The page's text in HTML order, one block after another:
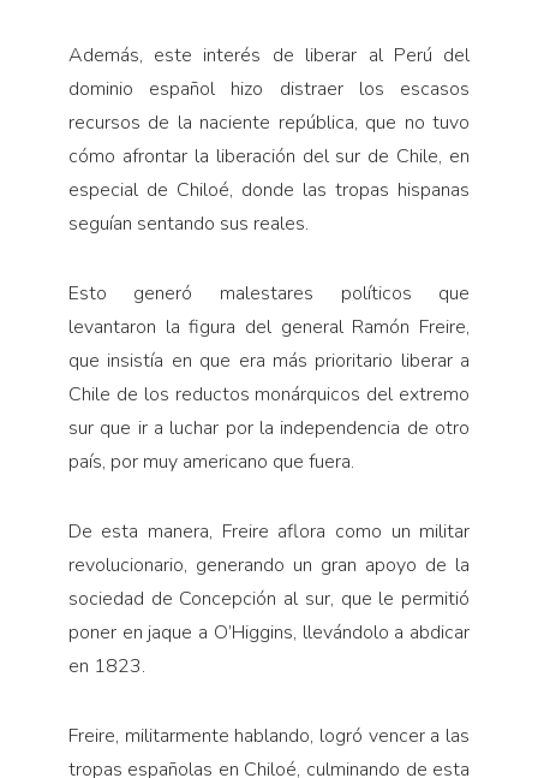
Además, este interés de liberar al Perú del
dominio español hizo distraer los escasos
recursos de la naciente república, que no tuvo
cómo afrontar la liberación del sur de Chile, en
especial de Chiloé, donde las tropas hispanas
seguían sentando sus reales.
Esto generó malestares políticos que
levantaron la figura del general Ramón Freire,
que insistía en que era más prioritario liberar a
Chile de los reductos monárquicos del extremo
sur que ir a luchar por la independencia de otro
país, por muy americano que fuera.
De esta manera, Freire aflora como un militar
revolucionario, generando un gran apoyo de la
sociedad de Concepción al sur, que le permitió
poner en jaque a O’Higgins, llevándolo a abdicar
en 1823.
Freire, militarmente hablando, logró vencer a las
tropas españolas en Chiloé, culminando de esta